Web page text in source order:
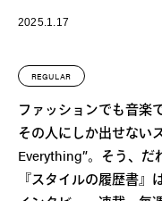
2025.1.17
REGULAR
ファッションでも音楽
その人にしか出せない
Everything”。そう、だ
『スタイルの履歴書